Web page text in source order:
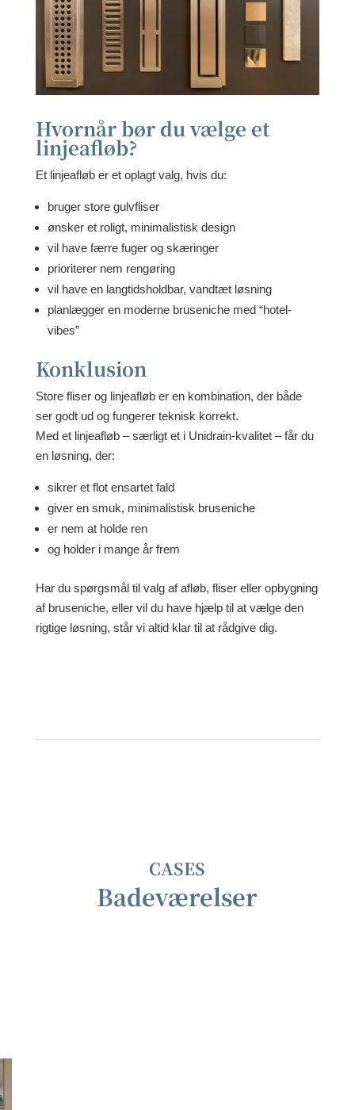
Hvornår bør du vælge et
linjeafløb?
Et linjeafløb er et oplagt valg, hvis du:
bruger store gulvfliser
ønsker et roligt, minimalistisk design
vil have færre fuger og skæringer
prioriterer nem rengøring
vil have en langtidsholdbar, vandtæt løsning
planlægger en moderne bruseniche med “hotel-
vibes”
Konklusion
Store fliser og linjeafløb er en kombination, der både
ser godt ud og fungerer teknisk korrekt.
Med et linjeafløb – særligt et i Unidrain-kvalitet – får du
en løsning, der:
sikrer et flot ensartet fald
giver en smuk, minimalistisk bruseniche
er nem at holde ren
og holder i mange år frem
Har du spørgsmål til valg af afløb, fliser eller opbygning
af bruseniche, eller vil du have hjælp til at vælge den
rigtige løsning, står vi altid klar til at rådgive dig.
CASES
Badeværelser